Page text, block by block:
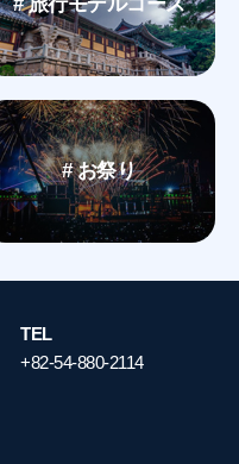
# お祭り
TEL
+82-54-880-2114